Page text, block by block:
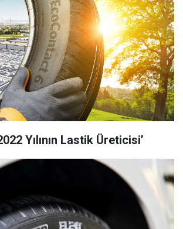
Yılının Lastik Üreticisi’